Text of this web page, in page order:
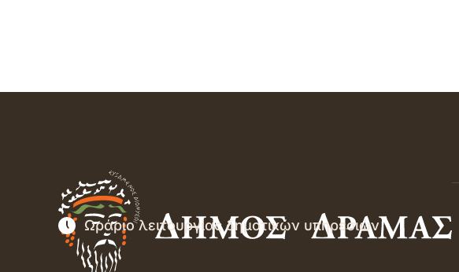
Ωράριο λειτουργίας δημοτικών υπηρεσιών